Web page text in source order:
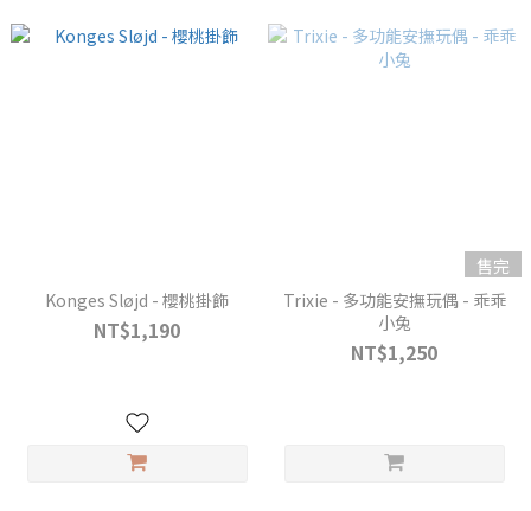
Konges Sløjd - 櫻桃掛飾
NT$1,190
售完
Trixie - 多功能安撫玩偶 - 乖乖
小兔
NT$1,250